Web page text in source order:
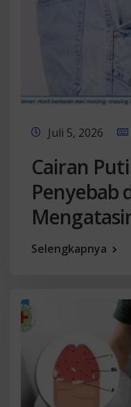
Juli 5, 2026
Cairan
Penyebab
Selengkapnya